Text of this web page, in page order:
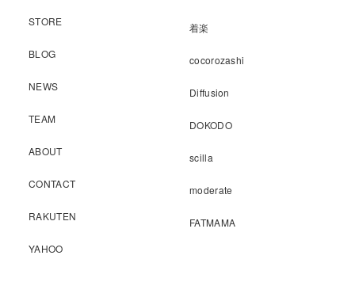
STORE
BLOG
NEWS
TEAM
ABOUT
CONTACT
RAKUTEN
YAHOO
着楽
cocorozashi
Diffusion
DOKODO
scilla
moderate
FATMAMA